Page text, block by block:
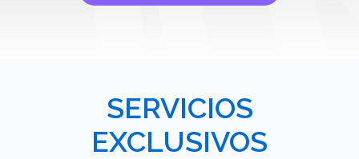
SERVICIOS
EXCLUSIVOS